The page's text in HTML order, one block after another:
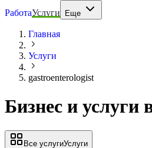
РаботаУслуги Еще
Главная
Услуги
gastroenterologist
Бизнес и услуги
Все услугиУслуги